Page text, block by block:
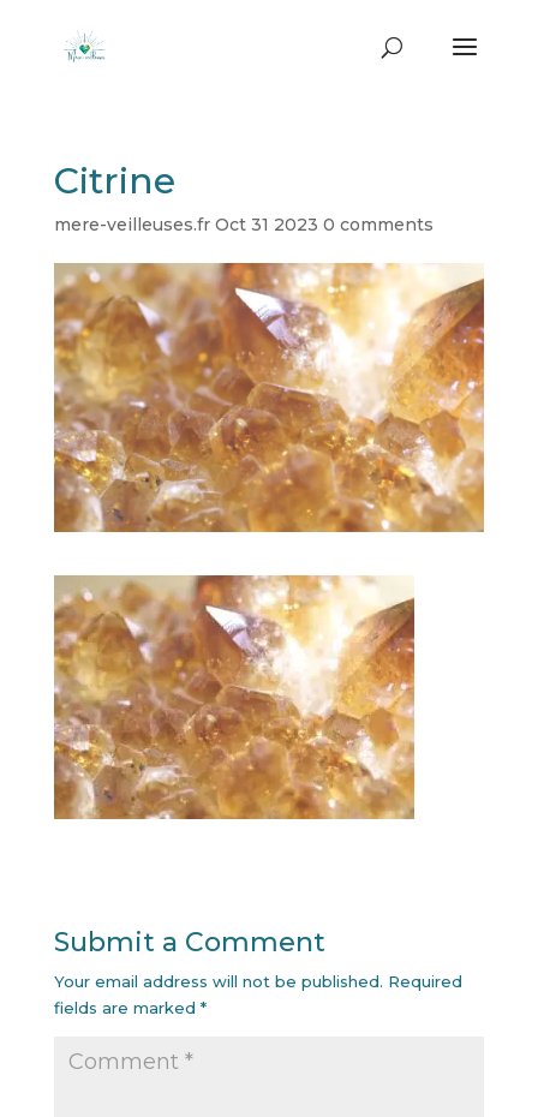
Citrine
mere-veilleuses.fr Oct 31 2023 0 comments
Submit a Comment
Your email address will not be published. Required
fields are marked *